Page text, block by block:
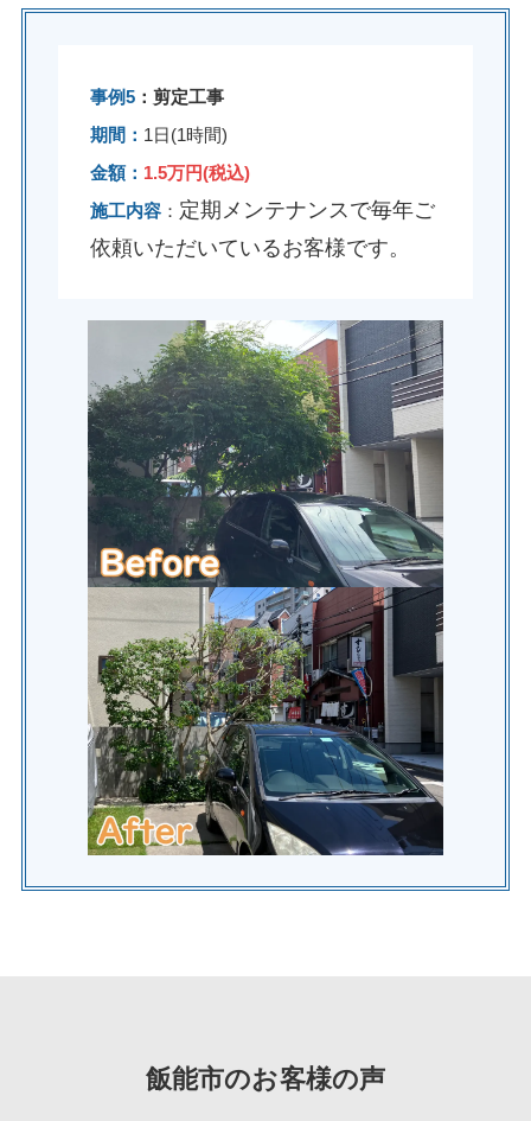
事例5：剪定工事
期間： 1日(1時間)
金額： 1.5万円(税込)
施工内容： 定期メンテナンスで毎年ご
依頼いただいているお客様です。
飯能市のお客様の声